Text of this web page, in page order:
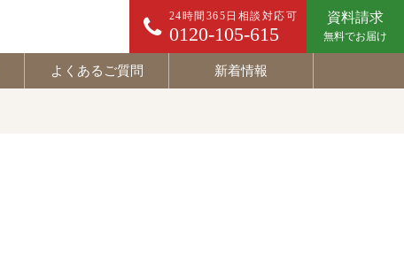
よくあるご質問 新着情報
24時間365日相談対応可
0120-105-615
資料請求
無料でお届け